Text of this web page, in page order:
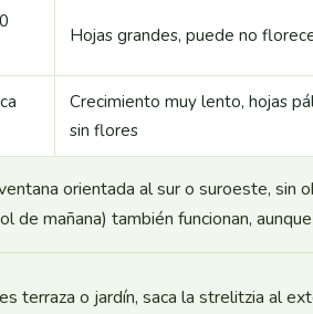
Hojas grandes, puede no
Crecimiento muy lento, hojas
sin flores
orientada al sur o suroeste, sin
de mañana) también funcionan,
terraza o jardín, saca la strelitzia al